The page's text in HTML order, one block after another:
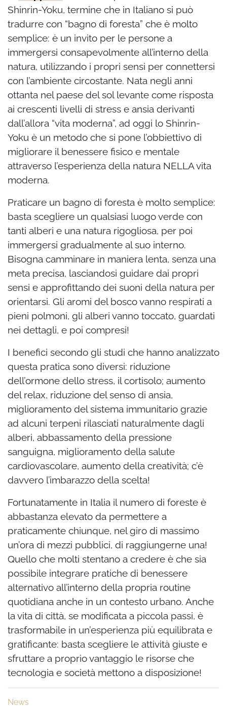
Shinrin-Yoku, termine che in Italiano si può
tradurre con “bagno di foresta” che è molto
semplice: è un invito per le persone a
immergersi consapevolmente all’interno della
natura, utilizzando i propri sensi per connettersi
con l’ambiente circostante. Nata negli anni
ottanta nel paese del sol levante come risposta
ai crescenti livelli di stress e ansia derivanti
dall’allora “vita moderna”, ad oggi lo Shinrin-
Yoku è un metodo che si pone l’obbiettivo di
migliorare il benessere fisico e mentale
attraverso l’esperienza della natura NELLA vita
moderna.
Praticare un bagno di foresta è molto semplice:
basta scegliere un qualsiasi luogo verde con
tanti alberi e una natura rigogliosa, per poi
immergersi gradualmente al suo interno.
Bisogna camminare in maniera lenta, senza una
meta precisa, lasciandosi guidare dai propri
sensi e approfittando dei suoni della natura per
orientarsi. Gli aromi del bosco vanno respirati a
pieni polmoni, gli alberi vanno toccato, guardati
nei dettagli, e poi compresi!
I benefici secondo gli studi che hanno analizzato
questa pratica sono diversi: riduzione
dell’ormone dello stress, il cortisolo; aumento
del relax, riduzione del senso di ansia,
miglioramento del sistema immunitario grazie
ad alcuni terpeni rilasciati naturalmente dagli
alberi, abbassamento della pressione
sanguigna, miglioramento della salute
cardiovascolare, aumento della creatività; c’è
davvero l’imbarazzo della scelta!
Fortunatamente in Italia il numero di foreste è
abbastanza elevato da permettere a
praticamente chiunque, nel giro di massimo
un’ora di mezzi pubblici, di raggiungerne una!
Quello che molti stentano a credere è che sia
possibile integrare pratiche di benessere
alternativo all’interno della propria routine
quotidiana anche in un contesto urbano. Anche
la vita di città, se modificata a piccola passi, è
trasformabile in un’esperienza più equilibrata e
gratificante: basta scegliere le attività giuste e
sfruttare a proprio vantaggio le risorse che
tecnologia e società mettono a disposizione!
News